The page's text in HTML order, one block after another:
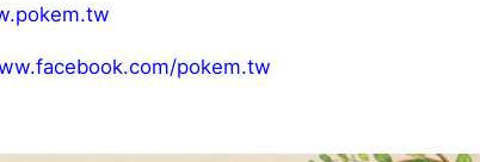
pokem.tw
facebook.com/pokem.tw